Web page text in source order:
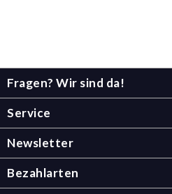
Fragen? Wir sind da!
Service
Newsletter
Bezahlarten